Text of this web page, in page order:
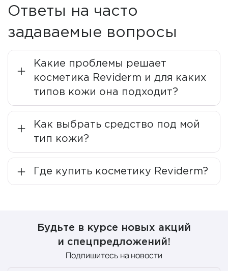
Компания использует передовые технологии и
медицинские исследования, чтобы
создаватьвысокоэффективную косметику
Производитель является международным лидером в
областимикродермабразиии делает ставку на
«Качество, сделанное в Германии». Все средства
производятся с учетом последних научных
достижений. Микродермабразия помогает избавиться
от поврежденных клеток и остатков на коже, а затем
восстановить ее при помощи необходимых активных
ингредиентов.
Более 10 тысяч лучших специалистов в области
дерматологии и косметологии по всему миру успешно
применяют Reviderm для поддержания естественного
популярная косметика
Reviderm
Ответы на часто
задаваемые вопросы
Какие проблемы решает
косметика Reviderm и для каких
типов кожи она подходит?
Как выбрать средство под мой
тип кожи?
Где купить косметику Reviderm?
Будьте в курсе новых акций
и спецпредложений!
Подпишитесь на новости